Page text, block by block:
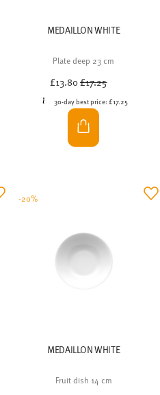
MEDAILLON WHITE
Plate deep 23 cm
£13.80Price reduced from
£17.25
30-day best price:£17.25
MEDAILLON WHITE
Fruit dish 14 cm
-20%